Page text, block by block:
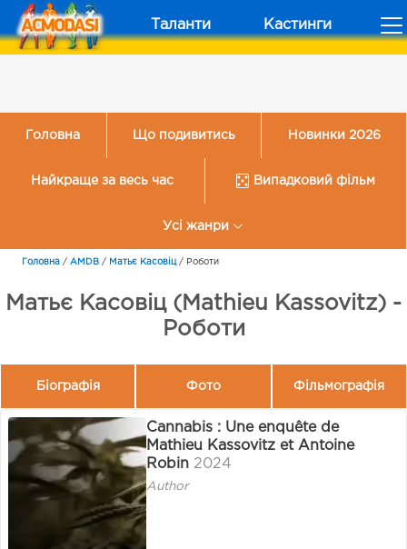
Таланти Кастинги
Головна Що подивитись Новинки 2026
Найкраще за весь час Випадковий фільм
Усі жанри
Головна / AMDB / Матьє Касовіц/ Роботи
Матьє Касовіц (Mathieu Kassovitz) -
Роботи
Біографія Фото Фільмографія
Cannabis : Une enquête de
Mathieu Kassovitz et Antoine
Robin 2024
Author